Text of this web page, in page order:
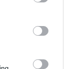
party tags to
in below Google